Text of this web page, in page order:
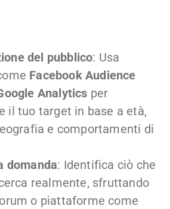
del pubblico: Usa
Facebook Audience
Analytics per
il tuo target in base a età,
e comportamenti di
domanda: Identifica ciò che
realmente, sfruttando
o piattaforme come